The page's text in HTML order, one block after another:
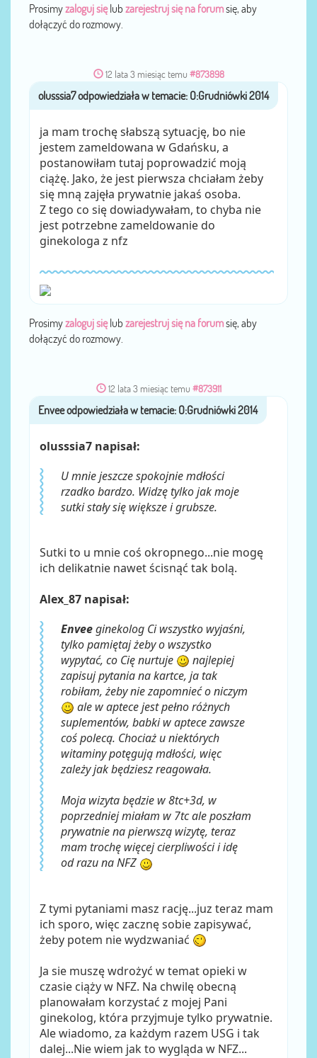
Prosimyzaloguj sięlub zarejestruj się na forumsię, aby
dołączyć do rozmowy.
12 lata 3 miesiąc temu #873898
przezolusssia7
ja mam trochę słabszą sytuację, bo nie
jestem zameldowana w Gdańsku, a
postanowiłam tutaj poprowadzić moją
ciążę. Jako, że jest pierwsza chciałam żeby
się mną zajęła prywatnie jakaś osoba.
Z tego co się dowiadywałam, to chyba nie
jest potrzebne zameldowanie do
ginekologa z nfz
Prosimyzaloguj sięlub zarejestruj się na forumsię, aby
dołączyć do rozmowy.
12 lata 3 miesiąc temu #873911
przezEnvee
olusssia7 napisał:
U mnie jeszcze spokojnie mdłości
rzadko bardzo. Widzę tylko jak moje
sutki stały się większe i grubsze.
Sutki to u mnie coś okropnego...nie mogę
ich delikatnie nawet ścisnąć tak bolą.
Alex_87 napisał:
Enveeginekolog Ci wszystko wyjaśni,
tylko pamiętaj żeby o wszystko
wypytać, co Cię nurtuje
najlepiej
zapisuj pytania na kartce, ja tak
robiłam, żeby nie zapomnieć o niczym
ale w aptece jest pełno różnych
suplementów, babki w aptece zawsze
coś polecą. Chociaż u niektórych
witaminy potęgują mdłości, więc
zależy jak będziesz reagowała.
Moja wizyta będzie w 8tc+3d, w
poprzedniej miałam w 7tc ale poszłam
prywatnie na pierwszą wizytę, teraz
mam trochę więcej cierpliwości i idę
od razu na NFZ
Z tymi pytaniami masz rację...juz teraz mam
ich sporo, więc zacznę sobie zapisywać,
żeby potem nie wydzwaniać
Ja sie muszę wdrożyć w temat opieki w
czasie ciąży w NFZ. Na chwilę obecną
planowałam korzystać z mojej Pani
ginekolog, która przyjmuje tylko prywatnie.
Ale wiadomo, za każdym razem USG i tak
dalej...Nie wiem jak to wygląda w NFZ...